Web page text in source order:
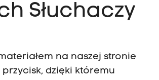
Słuchaczy
na naszej stronie
dzięki któremu